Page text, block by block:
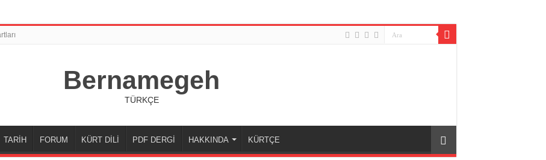
Bernamegeh
TÜRKÇE
TARİH FORUM KÜRT DİLİ PDF DERGİ HAKKINDA KÜRTÇE